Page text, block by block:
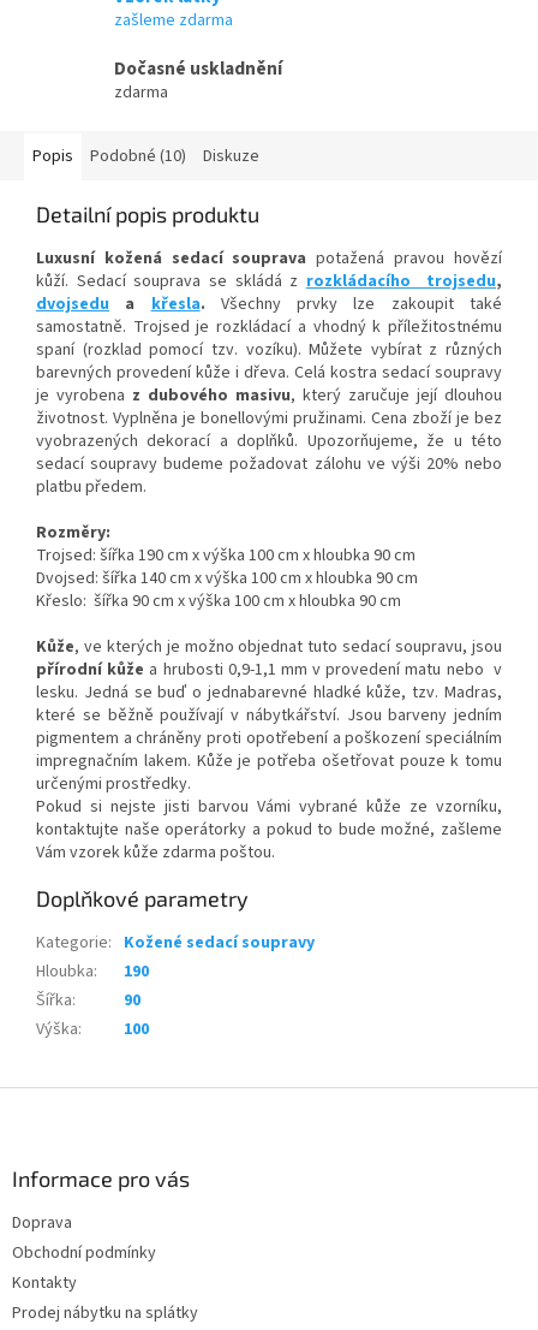
zašleme zdarma
Dočasné uskladnění
zdarma
Popis Podobné (10) Diskuze
Detailní popis produktu
Luxusní kožená sedací souprava potažená pravou hovězí
kůží. Sedací souprava se skládá zrozkládacího trojsedu,
dvojsedu akřesla. Všechny prvky lze zakoupit také
samostatně. Trojsed je rozkládací a vhodný k příležitostnému
spaní (rozklad pomocí tzv. vozíku). Můžete vybírat z různých
barevných provedení kůže i dřeva. Celá kostra sedací soupravy
je vyrobena z dubového masivu, který zaručuje její dlouhou
životnost. Vyplněna je bonellovými pružinami. Cena zboží je bez
vyobrazených dekorací a doplňků. Upozorňujeme, že u této
sedací soupravy budeme požadovat zálohu ve výši 20% nebo
platbu předem.
Rozměry:
Trojsed: šířka 190 cm x výška 100 cm x hloubka 90 cm
Dvojsed: šířka 140 cm x výška 100 cm x hloubka 90 cm
Křeslo: šířka 90 cm x výška 100 cm x hloubka 90 cm
Kůže, ve kterých je možno objednat tuto sedací soupravu, jsou
přírodní kůže a hrubosti 0,9-1,1 mm v provedení matu nebo v
lesku. Jedná se buď o jednabarevné hladké kůže, tzv. Madras,
které se běžně používají v nábytkářství. Jsou barveny jedním
pigmentem a chráněny proti opotřebení a poškození speciálním
impregnačním lakem. Kůže je potřeba ošetřovat pouze k tomu
určenými prostředky.
Pokud si nejste jisti barvou Vámi vybrané kůže ze vzorníku,
kontaktujte naše operátorky a pokud to bude možné, zašleme
Vám vzorek kůže zdarma poštou.
Doplňkové parametry
Kategorie: Kožené sedací soupravy
Hloubka:
190
Šířka:
90
Výška: 100
Informace pro vás
Doprava
Obchodní podmínky
Kontakty
Prodej nábytku na splátky